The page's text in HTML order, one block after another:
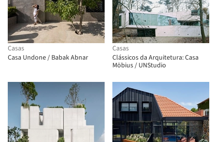
Casas
Casa Undone / Babak Abnar
Casas
Clássicos da Arquitetura: Casa
Möbius / UNStudio